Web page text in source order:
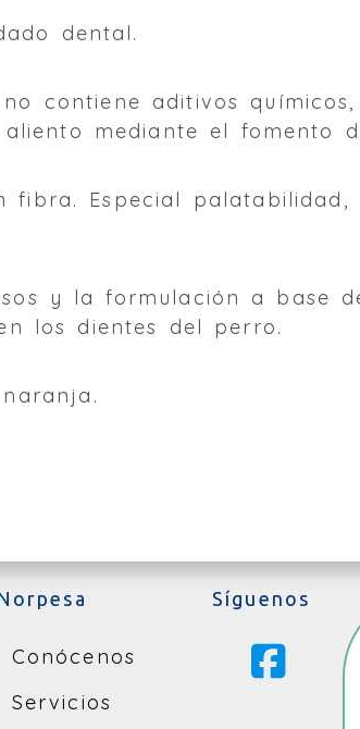
dental.
contiene aditivos
mediante el fomento
Especial
y la formulación a base
los dientes del perro.
Conócenos
Servicios
Síguenos